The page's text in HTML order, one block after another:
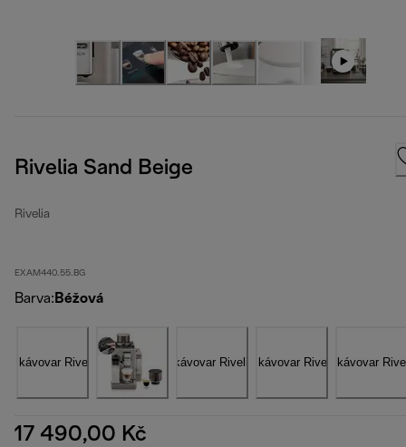
Rivelia Sand Beige
Rivelia
EXAM440.55.BG
Barva: Béžová
17 490,00 Kč